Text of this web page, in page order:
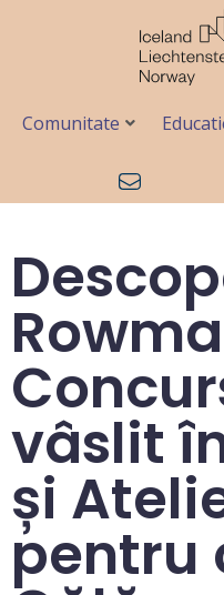
Comunitate
vâslit
și
pentru